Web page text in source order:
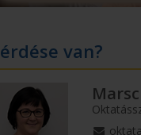
van?